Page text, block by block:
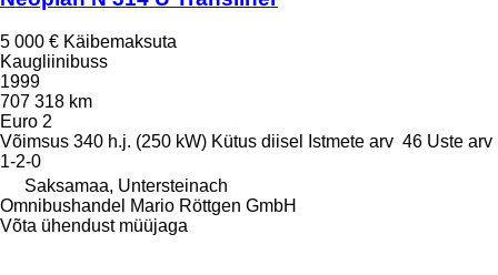
5 000 € Käibemaksuta
Kaugliinibuss
1999
707 318 km
Euro 2
Võimsus 340 h.j. (250 kW) Kütus diisel Istmete arv 46 Uste arv
1-2-0
Saksamaa, Untersteinach
Omnibushandel Mario Röttgen GmbH
Võta ühendust müüjaga